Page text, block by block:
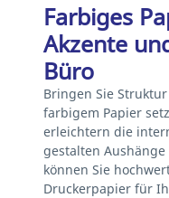
Farbiges
Akzente
Büro
Bringen Sie
farbigem Papier
erleichtern die
gestalten
können Sie
Druckerpapier für